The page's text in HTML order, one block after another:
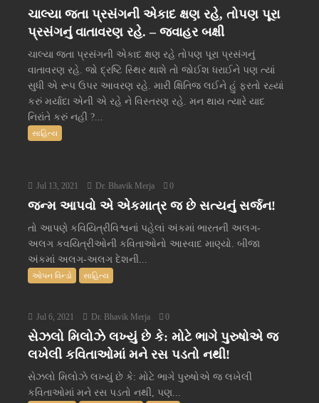
ચાલ્યા જતા પ્રસંગની એકાદ ક્ષણ રહે, તોપણ પૂરા
પ્રસંગનું વાતાવરણ રહે. – જવાહર બક્ષી
ચાલ્યા જતા પ્રસંગની એકાદ ક્ષણ રહે તોપણ પૂરા પ્રસંગનું
વાતાવરણ રહે. જો દ્રષ્ટિ સ્થિર થાશે તો જોઈશ ધરાઈને પણ ત્યાં
સુધી એ રૂપ ઉપર આવરણ રહે. મારી ક્ષિતિજ લઈને હું ફરતો રહ્યાં
કરું મર્યાદા એની એ રહે ને વિસ્તરણ રહે. મન થાય ત્યારે યાદ
નિરાંતે કરું નહીં ?...
સાહિત્ય
Jul 13, 2021 Dr. Bhavik Merja 0
જન્મ આપવો એ એકમાત્ર જ છે સત્યનું સર્જન!
તો આપણે કવિયિત્રીવિશ્વનાં પહેલાં અંકમાં ભારતની અલગ-
અલગ કવયિત્રીઓની કવિતાઓનો આસ્વાદ માણ્યો. બીજા
અંકમાં અલગ-અલગ દેશની...
ઓપન વિન્ડો સાહિત્ય
Jul 6, 2021 Dr. Bhavik Merja 0
સેઝલો મિલોઝે લખ્યું છે કે: મોટે ભાગે પુરુષોએ જ
લખેલી કવિતાઓમાં મને રસ પડતો નથી!
સેઝલો મિલોઝે લખ્યું છે કે: મોટે ભાગે પુરુષોએ જ લખેલી
કવિતાઓમાં મને રસ પડતો નથી, પણ...